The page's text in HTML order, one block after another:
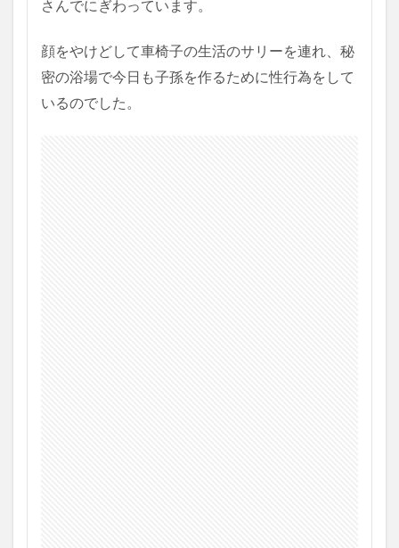
さんでにぎわっています。
顔をやけどして車椅子の生活のサリーを連れ、秘
密の浴場で今日も子孫を作るために性行為をして
いるのでした。